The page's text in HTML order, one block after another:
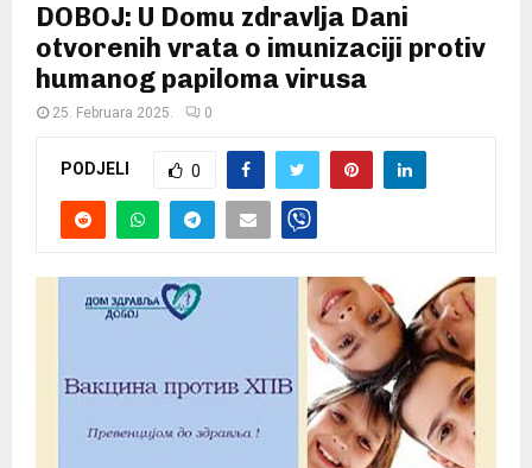
DOBOJ: U Domu zdravlja Dani
otvorenih vrata o imunizaciji protiv
humanog papiloma virusa
25. Februara 2025. 0
PODJELI 0